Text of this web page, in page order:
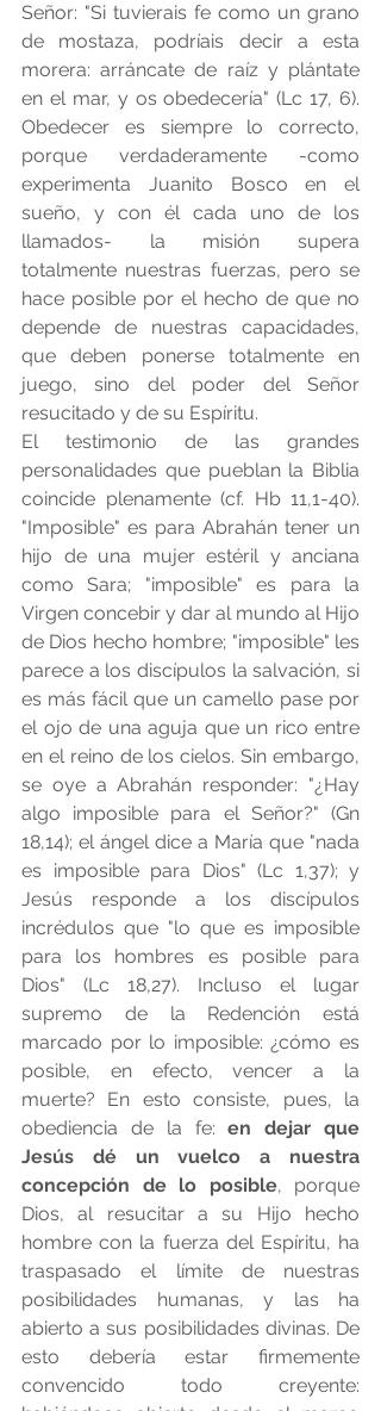
Señor: "Si tuvierais fe como un grano
de mostaza, podríais decir a esta
morera: arráncate de raíz y plántate
en el mar, y os obedecería" (Lc 17, 6).
Obedecer es siempre lo correcto,
porque verdaderamente -como
experimenta Juanito Bosco en el
sueño, y con él cada uno de los
llamados- la misión supera
totalmente nuestras fuerzas, pero se
hace posible por el hecho de que no
depende de nuestras capacidades,
que deben ponerse totalmente en
juego, sino del poder del Señor
resucitado y de su Espíritu.
El testimonio de las grandes
personalidades que pueblan la Biblia
coincide plenamente (cf. Hb 11,1-40).
"Imposible" es para Abrahán tener un
hijo de una mujer estéril y anciana
como Sara; "imposible" es para la
Virgen concebir y dar al mundo al Hijo
de Dios hecho hombre; "imposible" les
parece a los discípulos la salvación, si
es más fácil que un camello pase por
el ojo de una aguja que un rico entre
en el reino de los cielos. Sin embargo,
se oye a Abrahán responder: "¿Hay
algo imposible para el Señor?" (Gn
18,14); el ángel dice a María que "nada
es imposible para Dios" (Lc 1,37); y
Jesús responde a los discípulos
incrédulos que "lo que es imposible
para los hombres es posible para
Dios" (Lc 18,27). Incluso el lugar
supremo de la Redención está
marcado por lo imposible: ¿cómo es
posible, en efecto, vencer a la
muerte? En esto consiste, pues, la
obediencia de la fe: en dejar que
Jesús dé un vuelco a nuestra
concepción de lo posible, porque
Dios, al resucitar a su Hijo hecho
hombre con la fuerza del Espíritu, ha
traspasado el límite de nuestras
posibilidades humanas, y las ha
abierto a sus posibilidades divinas. De
esto debería estar firmemente
convencido todo creyente: